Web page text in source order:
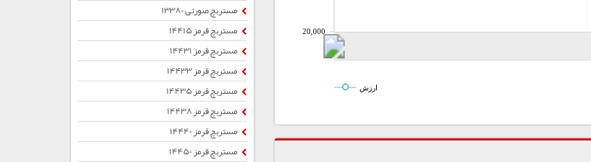
20,000
ارزش
مستربچ صورتی 13380
مستربچ قرمز 14415
مستربچ قرمز 14431
مستربچ قرمز 14433
مستربچ قرمز 14435
مستربچ قرمز 14438
مستربچ قرمز 14440
مستربچ قرمز 14450